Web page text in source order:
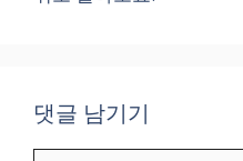
댓글 남기기